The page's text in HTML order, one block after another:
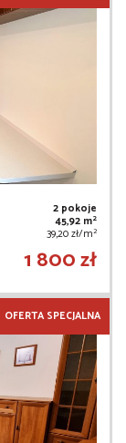
2 pokoje
45,92 m2
39,20 zł/m2
1 800 zł
OFERTA SPECJALNA